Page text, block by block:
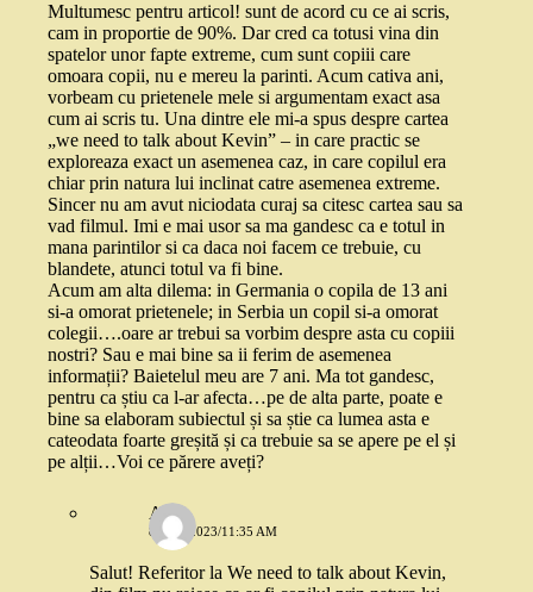
Multumesc pentru articol! sunt de acord cu ce ai scris,
cam in proportie de 90%. Dar cred ca totusi vina din
spatelor unor fapte extreme, cum sunt copiii care
omoara copii, nu e mereu la parinti. Acum cativa ani,
vorbeam cu prietenele mele si argumentam exact asa
cum ai scris tu. Una dintre ele mi-a spus despre cartea
„we need to talk about Kevin” – in care practic se
exploreaza exact un asemenea caz, in care copilul era
chiar prin natura lui inclinat catre asemenea extreme.
Sincer nu am avut niciodata curaj sa citesc cartea sau sa
vad filmul. Imi e mai usor sa ma gandesc ca e totul in
mana parintilor si ca daca noi facem ce trebuie, cu
blandete, atunci totul va fi bine.
Acum am alta dilema: in Germania o copila de 13 ani
si-a omorat prietenele; in Serbia un copil si-a omorat
colegii….oare ar trebui sa vorbim despre asta cu copiii
nostri? Sau e mai bine sa ii ferim de asemenea
informații? Baietelul meu are 7 ani. Ma tot gandesc,
pentru ca știu ca l-ar afecta…pe de alta parte, poate e
bine sa elaboram subiectul și sa știe ca lumea asta e
cateodata foarte greșită și ca trebuie sa se apere pe el și
pe alții…Voi ce părere aveți?
Alex
8 MAI 2023/11:35 AM
Salut! Referitor la We need to talk about Kevin,